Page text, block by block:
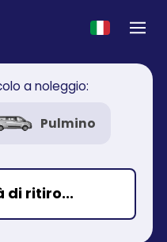
a noleggio:
Pulmino
di ritiro...